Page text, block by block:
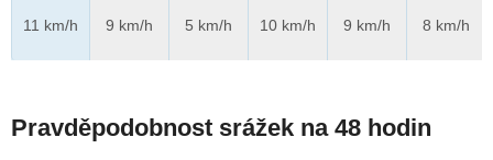
11 km/h
9 km/h
5 km/h
10 km/h
9 km/h
8 km/h
Pravděpodobnost srážek na 48 hodin